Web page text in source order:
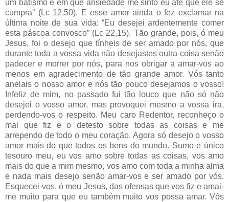
um batismo e em que ansiedade me sinto eu até que ele se
cumpra” (Lc 12,50). E esse amor ainda o fez exclamar na
última noite de sua vida: “Eu desejei ardentemente comer
esta páscoa convosco” (Lc 22,15). Tão grande, pois, ó meu
Jesus, foi o desejo que tínheis de ser amado por nós, que
durante toda a vossa vida não desejastes outra coisa senão
padecer e morrer por nós, para nos obrigar a amar-vos ao
menos em agradecimento de tão grande amor. Vós tanto
anelais o nosso amor e nós tão pouco desejamos o vosso!
Infeliz de mim, no passado fui tão louco que não só não
desejei o vosso amor, mas provoquei mesmo a vossa ira,
perdendo-vos o respeito. Meu caro Redentor, reconheço o
mal que fiz e o detesto sobre todas as coisas e me
arrependo de todo o meu coração. Agora só desejo o vosso
amor mais do que todos os bens do mundo. Sumo e único
tesouro meu, eu vos amo sobre todas as coisas, vos amo
mais do que a mim mesmo, vos amo com toda a minha alma
e nada mais desejo senão amar-vos e ser amado por vós.
Esquecei-vos, ó meu Jesus, das ofensas que vos fiz e amai-
me muito para que eu também muito vos possa amar. Vós